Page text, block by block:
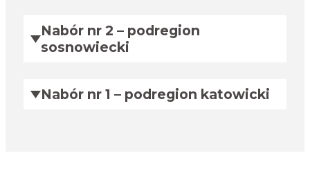
Nabór nr 2 – podregion
sosnowiecki
Nabór nr 1 – podregion katowicki